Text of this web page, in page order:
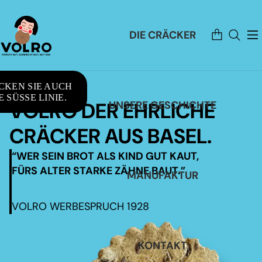
DIE CRÄCKER
UNSERE GESCHICHTE
MANUFAKTUR
KONTAKT
Artikel
im
Warenkorb
SIE AUCH
SÜSSE LINIE.
VOLRO DER EHRLICHE
CRÄCKER AUS BASEL.
“WER SEIN BROT ALS KIND GUT KAUT,
FÜRS ALTER STARKE ZÄHNE BAUT.”
VOLRO WERBESPRUCH 1928